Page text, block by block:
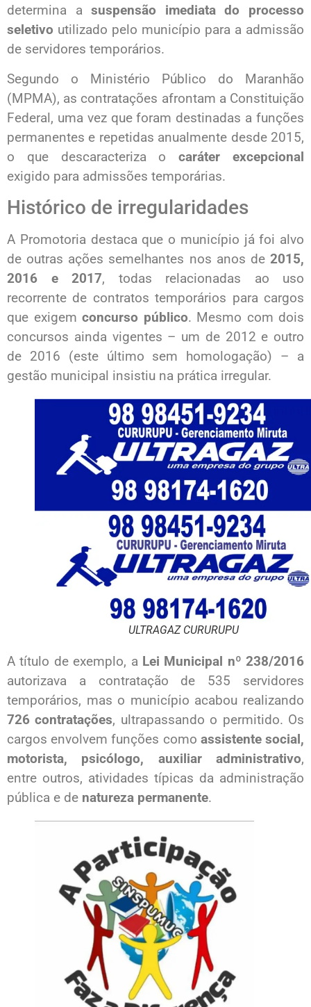
determina asuspensão imediata do processo
seletivo utilizado pelo município para a admissão
de servidores temporários.
Segundo o Ministério Público do Maranhão
(MPMA), as contratações afrontam a Constituição
Federal, uma vez que foram destinadas a funções
permanentes e repetidas anualmente desde 2015,
o que descaracteriza ocaráter excepcional
exigido para admissões temporárias.
Histórico de irregularidades
A Promotoria destaca que o município já foi alvo
de outras ações semelhantes nos anos de 2015,
2016 e 2017, todas relacionadas ao uso
recorrente de contratos temporários para cargos
que exigem concurso público. Mesmo com dois
concursos ainda vigentes – um de 2012 e outro
de 2016 (este último sem homologação) – a
gestão municipal insistiu na prática irregular.
ULTRAGAZ CURURUPU
A título de exemplo, a Lei Municipal nº 238/2016
autorizava a contratação de 535 servidores
temporários, mas o município acabou realizando
726 contratações, ultrapassando o permitido. Os
cargos envolvem funções como assistente social,
motorista, psicólogo, auxiliar administrativo,
entre outros, atividades típicas da administração
pública e de natureza permanente.